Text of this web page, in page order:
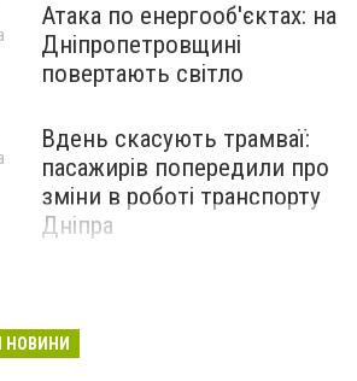
Атака по енергооб'єктах: на
Дніпропетровщині
повертають світло
Вдень скасують трамваї:
пасажирів попередили про
зміни в роботі транспорту
Дніпра
НОВИНИ